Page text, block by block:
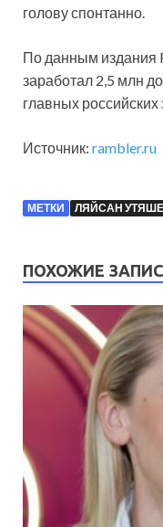
голову спонтанно.
По данным издания
заработал 2,5 млн
главных
Источник: rambler.ru
МЕТКИ ЛЯЙСАН
ПОХОЖИЕ